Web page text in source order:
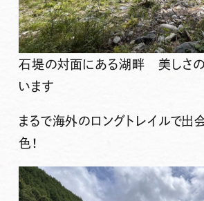
石堤の対面にある湖畔 美しさ
います
まるで海外のロングトレイルで出
色！